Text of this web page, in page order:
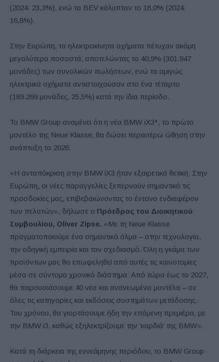
(2024: 23,3%), ενώ τα BEV κάλυπταν το 18,0% (2024:
16,8%).
Στην Ευρώπη, τα ηλεκτροκίνητα οχήματα πέτυχαν ακόμη
μεγαλύτερα ποσοστά, αποτελώντας το 40,9% (301.947
μονάδες) των συνολικών πωλήσεων, ενώ τα αμιγώς
ηλεκτρικά οχήματα αντιστοιχούσαν στο ένα τέταρτο
(189.269 μονάδες, 25,5%) κατά την ίδια περίοδο.
Το BMW Group αναμένει ότι η νέα BMW iX3*, το πρώτο
μοντέλο της Neue Klasse, θα δώσει περαιτέρω ώθηση στην
ανάπτυξη το 2026.
«Η ανταπόκριση στην BMW iX3 ήταν εξαιρετικά θετική: Στην
Ευρώπη, οι νέες παραγγελίες ξεπερνούν σημαντικά τις
προσδοκίες μας, επιβεβαιώνοντας το έντονο ενδιαφέρον
των πελατών», δήλωσε ο Πρόεδρος του Διοικητικού
Συμβουλίου, Oliver Zipse. «Με τη Neue Klasse
πραγματοποιούμε ένα σημαντικό άλμα – στην τεχνολογία,
την οδηγική εμπειρία και τον σχεδιασμό. Όλη η γκάμα των
προϊόντων μας θα επωφεληθεί από αυτές τις καινοτομίες
μέσα σε σύντομο χρονικό διάστημα: Από τώρα έως το 2027,
θα παρουσιάσουμε 40 νέα και ανανεωμένα μοντέλα – σε
όλες τις κατηγορίες και εκδόσεις συστημάτων μετάδοσης.
Του χρόνου, θα γιορτάσουμε ήδη την επόμενη πρεμιέρα, με
την BMW i3, καθώς εξηλεκτρίζουμε την ‘καρδιά’ της BMW».
Κατά τη διάρκεια της εννεάμηνης περιόδου, το BMW Group